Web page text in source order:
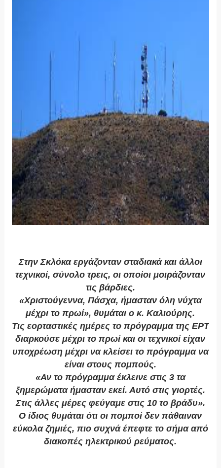
Στην Σκλόκα εργάζονταν σταδιακά και άλλοι
τεχνικοί, σύνολο τρεις, οι οποίοι μοιράζονταν
τις βάρδιες.
«Χριστούγεννα, Πάσχα, ήμασταν όλη νύχτα
μέχρι το πρωί», θυμάται ο κ. Καλιούρης.
Τις εορταστικές ημέρες το πρόγραμμα της ΕΡΤ
διαρκούσε μέχρι το πρωί και οι τεχνικοί είχαν
υποχρέωση μέχρι να κλείσει το πρόγραμμα να
είναι στους πομπούς.
«Αν το πρόγραμμα έκλεινε στις 3 τα
ξημερώματα ήμασταν εκεί. Αυτό στις γιορτές.
Στις άλλες μέρες φεύγαμε στις 10 το βράδυ».
Ο ίδιος θυμάται ότι οι πομποί δεν πάθαιναν
εύκολα ζημιές, πιο συχνά έπεφτε το σήμα από
διακοπές ηλεκτρικού ρεύματος.